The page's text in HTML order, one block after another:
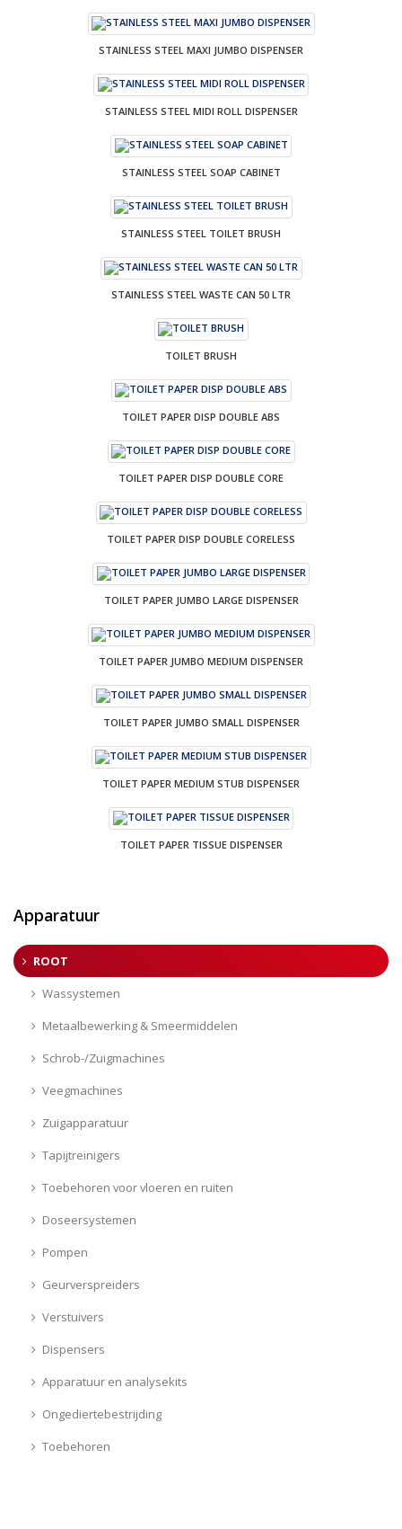
STAINLESS STEEL MAXI JUMBO DISPENSER
STAINLESS STEEL MIDI ROLL DISPENSER
STAINLESS STEEL SOAP CABINET
STAINLESS STEEL TOILET BRUSH
STAINLESS STEEL WASTE CAN 50 LTR
TOILET BRUSH
TOILET PAPER DISP DOUBLE ABS
TOILET PAPER DISP DOUBLE CORE
TOILET PAPER DISP DOUBLE CORELESS
TOILET PAPER JUMBO LARGE DISPENSER
TOILET PAPER JUMBO MEDIUM DISPENSER
TOILET PAPER JUMBO SMALL DISPENSER
TOILET PAPER MEDIUM STUB DISPENSER
TOILET PAPER TISSUE DISPENSER
Apparatuur
ROOT
Wassystemen
Metaalbewerking & Smeermiddelen
Schrob-/Zuigmachines
Veegmachines
Zuigapparatuur
Tapijtreinigers
Toebehoren voor vloeren en ruiten
Doseersystemen
Pompen
Geurverspreiders
Verstuivers
Dispensers
Apparatuur en analysekits
Ongediertebestrijding
Toebehoren